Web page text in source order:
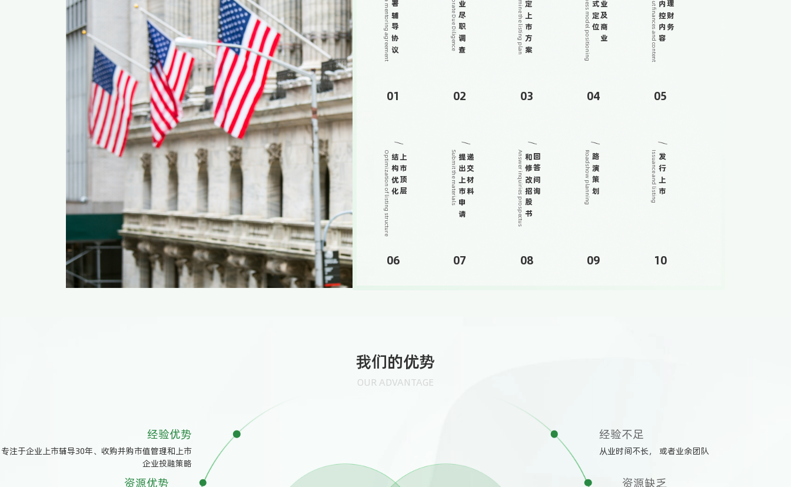
Sign a mentoring agreement签署辅导协议
01
Corporate Due Diligence企业尽职调查
02
Determine the listing plan确定上市方案
03
business model positioning企业及商业
模式定位
04
Sort out finances and content梳理财务
及内控内容
05
Optimization of listing structure上市顶层
结构优化
06
Submit the materials递交材料
提出上市申请
07
Answer inquiries prospectus回答问询
和修改招股书
08
Roadshow planning路演策划
09
Issuance and listing发行上市
10
我们的优势
OUR ADVANTAGE
经验优势
专注于企业上市辅导30年、收购并购市值管理和上市
企业投融策略
资源优势
经验不足
从业时间不长， 或者业余团队
资源缺乏